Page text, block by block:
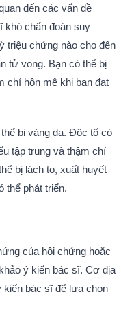
đến các vấn đề
khó chẩn đoán suy
triệu chứng nào cho đến
tử vong. Bạn có thể bị
chí hôn mê khi bạn đạt
bị vàng da. Độc tố có
tập trung và thậm chí
bị lách to, xuất huyết
thể phát triển.
của hội chứng hoặc
ý kiến bác sĩ. Cơ địa
bác sĩ để lựa chọn